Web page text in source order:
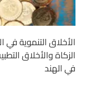
الأخلاق التنموية في
الزكاة والأخلاق
في الهند